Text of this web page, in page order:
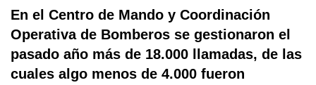
En el Centro de Mando y Coordinación
Operativa de Bomberos se gestionaron el
pasado año más de 18.000 llamadas, de las
cuales algo menos de 4.000 fueron